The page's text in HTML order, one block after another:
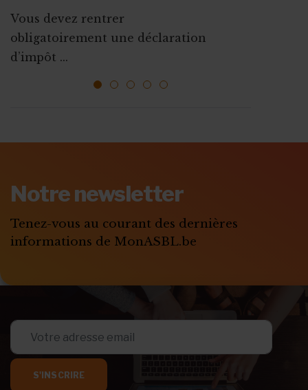
Vous devez rentrer
obligatoirement une déclaration
d’impôt ...
Que ce soit pour augmenter vos
ressources, vous faire connaî...
La plupart des mesures d’aides à
l’emploi sont mises ...
1 2 3 4
MONASBL.BE
S'ABONNER
Notre newsletter
Tenez-vous au courant des dernières
informations de MonASBL.be
S'INSCRIRE